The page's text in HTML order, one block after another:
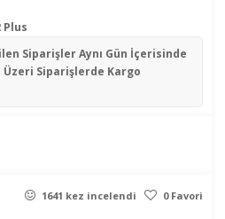
Plus
SiparişlerAynı Gün İçerisinde
Üzeri Siparişlerde Kargo
1641 kez incelendi 0 Favori